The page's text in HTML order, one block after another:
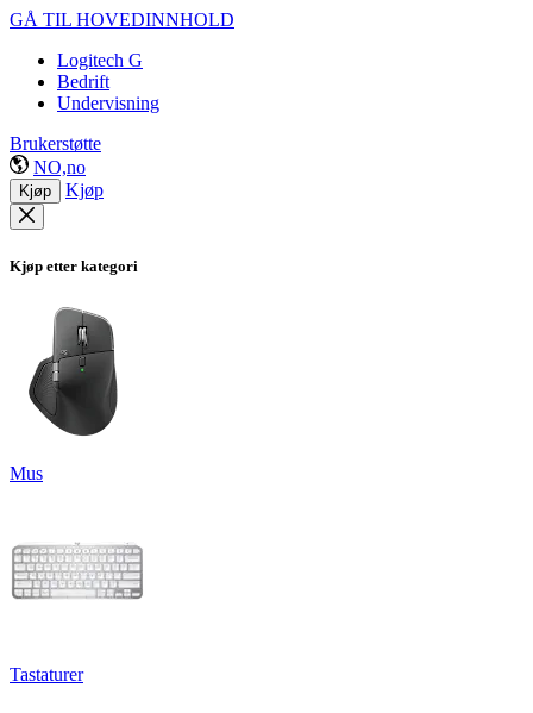
GÅ TIL HOVEDINNHOLD
Logitech G
Bedrift
Undervisning
Brukerstøtte
NO,no
Kjøp Kjøp
Kjøp etter kategori
Mus
Tastaturer